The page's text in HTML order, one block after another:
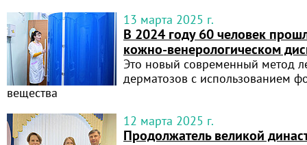
13 марта 2025 г.
В 2024 году 60 человек
кожно-венерологическом
Это новый современный метод
дерматозов с использованием
вещества
12 марта 2025 г.
Продолжатель великой